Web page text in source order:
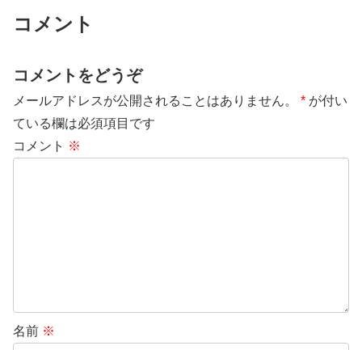
コメント
コメントをどうぞ
メールアドレスが公開されることはありません。 * が付い
ている欄は必須項目です
コメント ※
名前 ※